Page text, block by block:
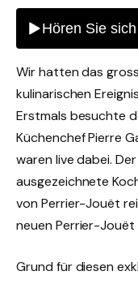
Wir hatten das
kulinarischen
Erstmals besuchte
Küchenchef Pierre
waren live dabei.
ausgezeichnete
von Perrier-Jouët
neuen Perrier-Jouët
Grund für diesen